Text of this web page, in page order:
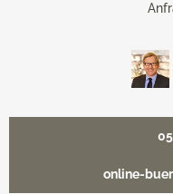
online-